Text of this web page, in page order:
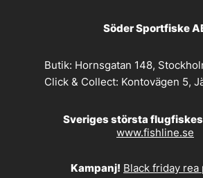
Söder Sportfiske
Butik: Hornsgatan 148,
Click & Collect: Kontovägen 5,
Sveriges största
www.fishline.se
Kampanj! Black friday rea